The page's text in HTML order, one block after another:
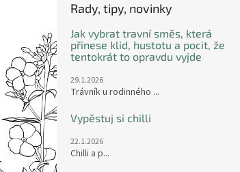
Rady, tipy, novinky
Jak vybrat travní směs, která
přinese klid, hustotu a pocit, že
tentokrát to opravdu vyjde
29.1.2026
Trávník u rodinného ...
Vypěstuj si chilli
22.1.2026
Chilli a p...